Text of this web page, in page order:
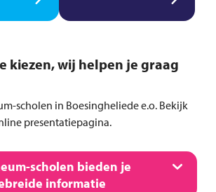
kiezen, wij helpen je graag
scholen in Boesingheliede e.o. Bekijk
presentatiepagina.
scholen bieden je
informatie